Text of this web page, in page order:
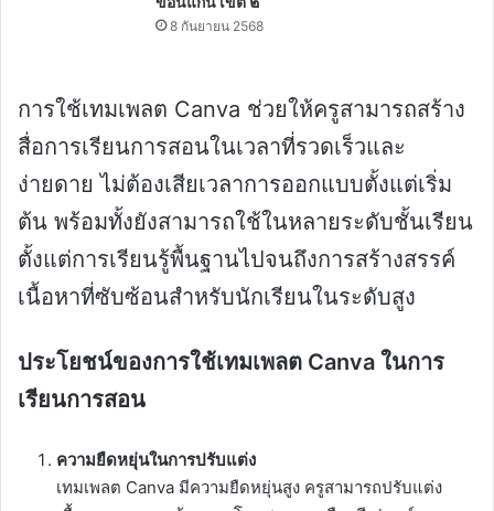
8 กันยายน 2568
การใช้เทมเพลต Canva ช่วยให้ครูสามารถสร้าง
สื่อการเรียนการสอนในเวลาที่รวดเร็วและ
ง่ายดาย ไม่ต้องเสียเวลาการออกแบบตั้งแต่เริ่ม
ต้น พร้อมทั้งยังสามารถใช้ในหลายระดับชั้นเรียน
ตั้งแต่การเรียนรู้พื้นฐานไปจนถึงการสร้างสรรค์
เนื้อหาที่ซับซ้อนสำหรับนักเรียนในระดับสูง
ประโยชน์ของการใช้เทมเพลต Canva ในการ
เรียนการสอน
ความยืดหยุ่นในการปรับแต่ง
เทมเพลต Canva มีความยืดหยุ่นสูง ครูสามารถปรับแต่ง